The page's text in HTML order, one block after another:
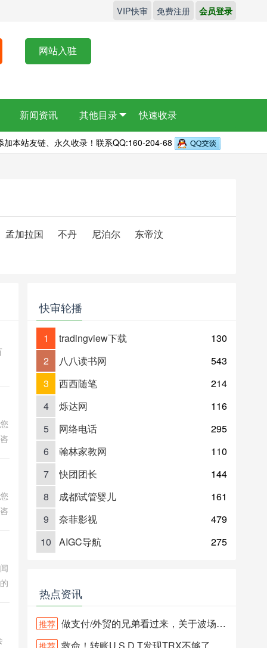
VIP快审 免费注册 会员登录
网站入驻
新闻资讯 其他目录 快速收录
加本站友链、永久收录！联系QQ:160-204-68
孟加拉国 不丹 尼泊尔
东帝汶
快审轮播
1 tradingview下载
130
2
八八读书网
543
3
西西随笔
214
4
烁达网
116
5
网络电话
295
6
翰林家教网
110
7
快团团长
144
8
成都试管婴儿
161
9
奈菲影视
479
10
AIGC导航 275
热点资讯
推荐 做支付/外贸的兄弟看过来，关于波场能量池不稳定的坑，我帮你们踩过
推荐